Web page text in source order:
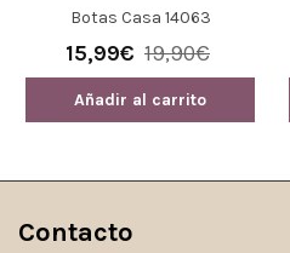
Botas Casa 14063
15,99€ 19,90€
Añadir al carrito
Contacto